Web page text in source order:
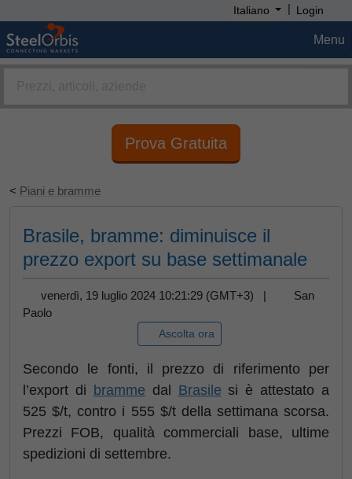
Italiano | Login
Menu
Prova Gratuita
< Piani e bramme
Brasile, bramme: diminuisce il
prezzo export su base settimanale
venerdì, 19 luglio 2024 10:21:29 (GMT+3) |
San
Paolo
Ascolta ora
Secondo le fonti, il prezzo di riferimento per
l’export di
bramme dal Brasile si è attestato a
525 $/t, contro i 555 $/t della settimana scorsa.
Prezzi FOB, qualità commerciali base, ultime
spedizioni di settembre.